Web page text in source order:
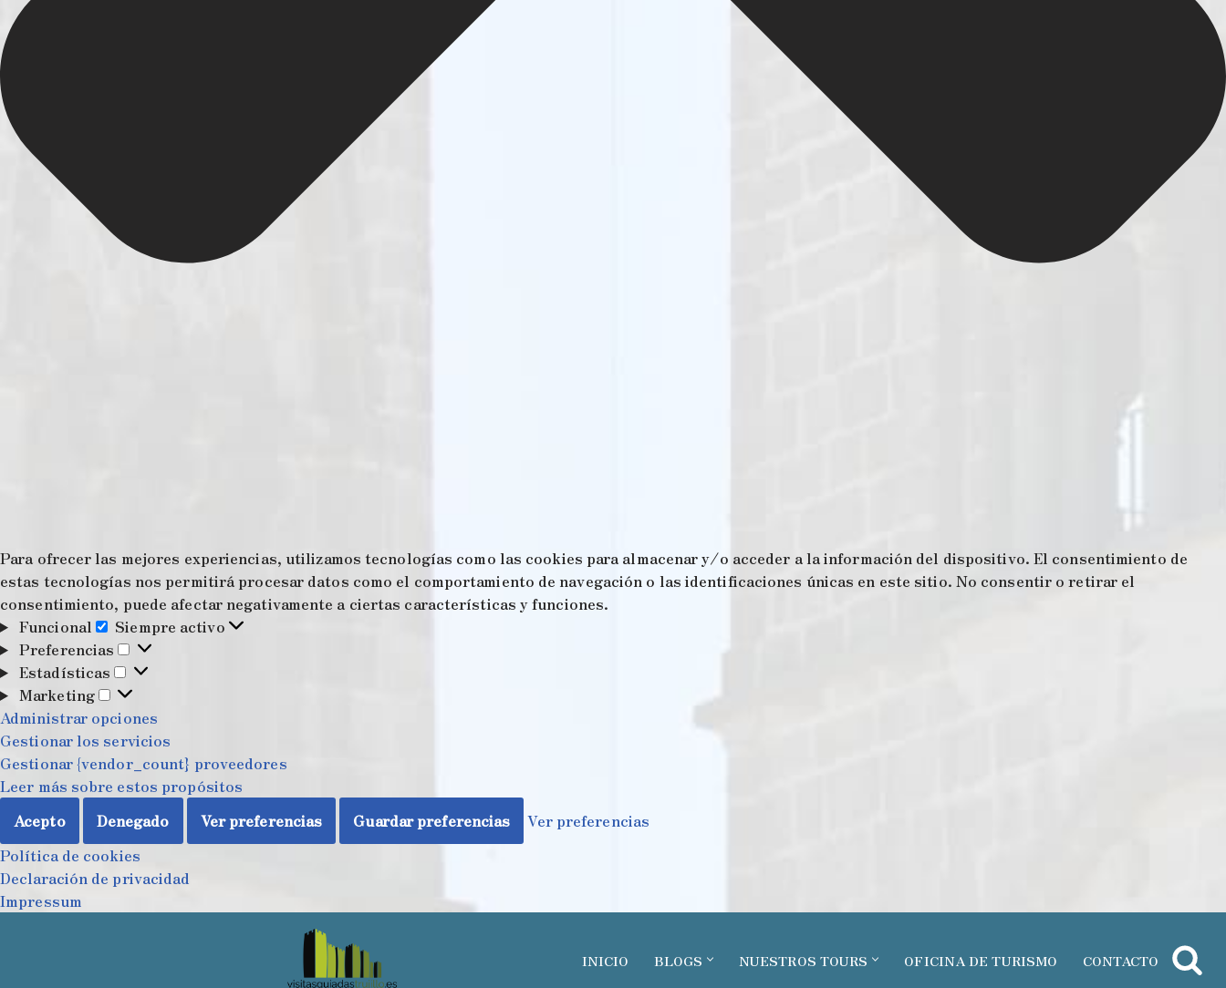
Para ofrecer las mejores experiencias, utilizamos tecnologías como las cookies para almacenar y/o acceder a la información del dispositivo. El consentimiento de
estas tecnologías nos permitirá procesar datos como el comportamiento de navegación o las identificaciones únicas en este sitio. No consentir o retirar el
consentimiento, puede afectar negativamente a ciertas características y funciones.
Funcional
Siempre activo
Preferencias
Estadísticas
Marketing
Administrar opciones
Gestionar los servicios
Gestionar {vendor_count} proveedores
Leer más sobre estos propósitos
Acepto
Denegado Ver preferencias Guardar preferencias
Ver preferencias
Política de cookies
Declaración de privacidad
Impressum
INICIO BLOGS NUESTROS TOURS OFICINA DE TURISMO CONTACTO